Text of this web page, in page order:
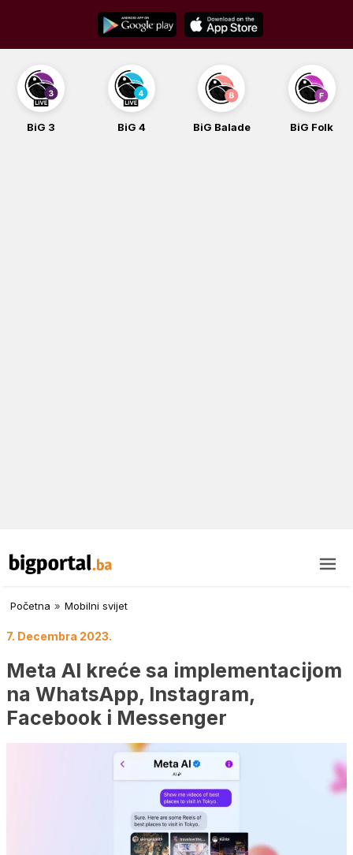
content
BiG 3 BiG 4 BiG Balade BiG Folk
Početna » Mobilni svijet
7. Decembra 2023.
Meta AI kreće sa implementacijom
na WhatsApp, Instagram,
Facebook i Messenger